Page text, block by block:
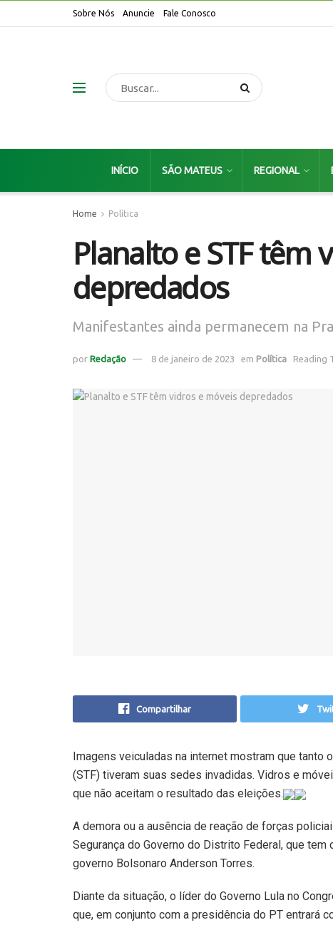
Sobre Nós Anuncie Fale Conosco
INÍCIO SÃO MATEUS REGIONAL
Home Política
Planalto e STF têm
depredados
Manifestantes ainda permanecem na
por Redação 8 de janeiro de 2023 em Política Reading
Compartilhar
Imagens veiculadas na internet mostram que tanto
(STF) tiveram suas sedes invadidas. Vidros e
que não aceitam o resultado das eleições.
A demora ou a ausência de reação de forças
Segurança do Governo do Distrito Federal, que
governo Bolsonaro Anderson Torres.
Diante da situação, o líder do Governo Lula no
que, em conjunto com a presidência do PT entrará